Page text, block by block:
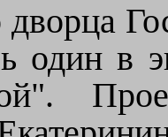
дворца
один в